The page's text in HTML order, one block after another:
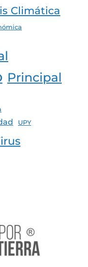
Climática
Principal
UPY